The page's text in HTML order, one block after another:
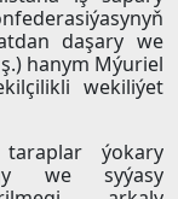
daşary we
hanym Mýuriel
wekiliýet
ýokary
we syýasy